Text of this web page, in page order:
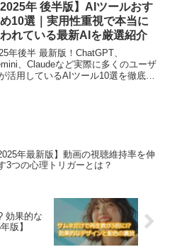
2025年 後半版】AIツールおす
10選｜実用性重視で本当に
れている最新AIを厳選紹介
年後半 最新版！ChatGPT、
、Claudeなど実際に多くのユーザ
活用しているAIツール10選を徹底比
2025年最新版】動画の視聴維持率を伸
3つの心理トリガーとは？
効果的な
版】